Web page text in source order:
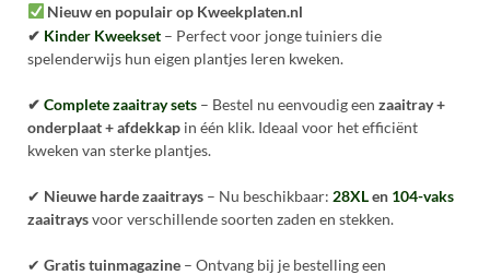
Nieuw en populair op Kweekplaten.nl
✔ Kinder Kweekset – Perfect voor jonge tuiniers die
spelenderwijs hun eigen plantjes leren kweken.
✔ Complete zaaitray sets – Bestel nu eenvoudig een zaaitray +
onderplaat + afdekkap in één klik. Ideaal voor het efficiënt
kweken van sterke plantjes.
✔ Nieuwe harde zaaitrays – Nu beschikbaar: 28XLen 104-vaks
zaaitraysvoor verschillende soorten zaden en stekken.
✔ Gratis tuinmagazine – Ontvang bij je bestelling een